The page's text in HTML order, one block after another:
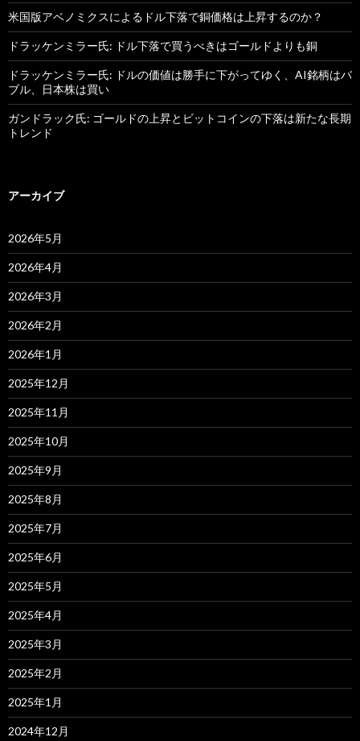
米国版アベノミクスによるドル下落で銅価格は上昇するのか？
ドラッケンミラー氏: ドル下落で買うべきはゴールドよりも銅
ドラッケンミラー氏: ドルの価値は勝手に下がってゆく、AI銘柄はバ
ブル、日本株は買い
ガンドラック氏: ゴールドの上昇とビットコインの下落は新たな長期
トレンド
アーカイブ
2026年5月
2026年4月
2026年3月
2026年2月
2026年1月
2025年12月
2025年11月
2025年10月
2025年9月
2025年8月
2025年7月
2025年6月
2025年5月
2025年4月
2025年3月
2025年2月
2025年1月
2024年12月